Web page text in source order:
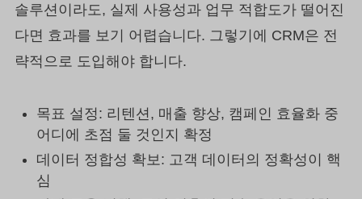
솔루션이라도, 실제 사용성과 업무 적합도가 떨어진
다면 효과를 보기 어렵습니다. 그렇기에 CRM은 전
략적으로 도입해야 합니다.
목표 설정: 리텐션, 매출 향상, 캠페인 효율화 중
어디에 초점 둘 것인지 확정
데이터 정합성 확보: 고객 데이터의 정확성이 핵
심